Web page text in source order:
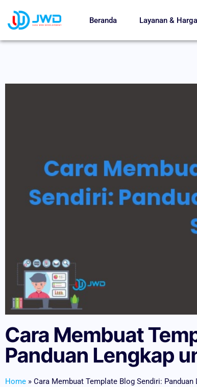
Beranda Layanan & Harga
Cara Membuat
Panduan Lengkap
Home » Cara Membuat Template Blog Sendiri: Panduan